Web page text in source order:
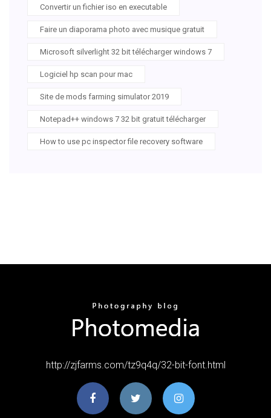
Convertir un fichier iso en executable
Faire un diaporama photo avec musique gratuit
Microsoft silverlight 32 bit télécharger windows 7
Logiciel hp scan pour mac
Site de mods farming simulator 2019
Notepad++ windows 7 32 bit gratuit télécharger
How to use pc inspector file recovery software
http://zjfarms.com/tz9q4q/32-bit-font.html